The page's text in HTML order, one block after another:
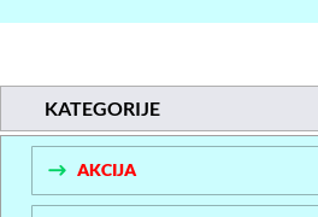
KATEGORIJE
AKCIJA